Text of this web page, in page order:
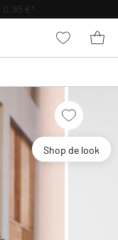
0,95€*
Shop de look